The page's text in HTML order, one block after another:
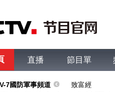
直播 節目單
新聞 財經 綜藝 中文國際
7國防軍事頻道 致富經